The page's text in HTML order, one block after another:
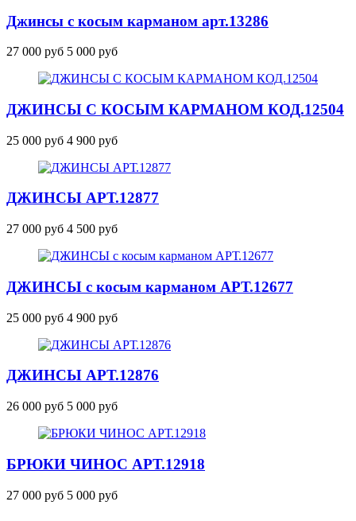
Джинсы с косым карманом арт.13286
27 000 руб 5 000 руб
ДЖИНСЫ С КОСЫМ КАРМАНОМ КОД.12504
25 000 руб 4 900 руб
ДЖИНСЫ АРТ.12877
27 000 руб 4 500 руб
ДЖИНСЫ с косым карманом АРТ.12677
25 000 руб 4 900 руб
ДЖИНСЫ АРТ.12876
26 000 руб 5 000 руб
БРЮКИ ЧИНОС АРТ.12918
27 000 руб 5 000 руб